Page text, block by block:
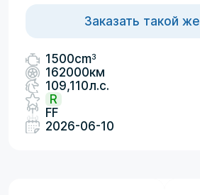
Заказать такой же
1500cm3
162000км
109,110л.с.
R
FF
2026-06-10